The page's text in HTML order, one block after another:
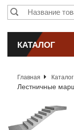
КАТАЛОГ
Главная Каталог
Лестничные